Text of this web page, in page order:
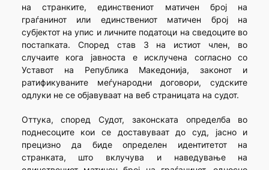
на странките, единствениот матичен број на
граѓанинот или единствениот матичен број на
субјектот на упис и личните податоци на сведоците во
постапката. Според став 3 на истиот член, во
случаите кога јавноста е исклучена согласно со
Уставот на Република Македонија, законот и
ратификуваните меѓународни договори, судските
одлуки не се објавуваат на веб страницата на судот.
Оттука, според Судот, законската определба во
поднесоците кои се доставуваат до суд, јасно и
прецизно да биде определен идентитетот на
странката, што вклучува и наведување на